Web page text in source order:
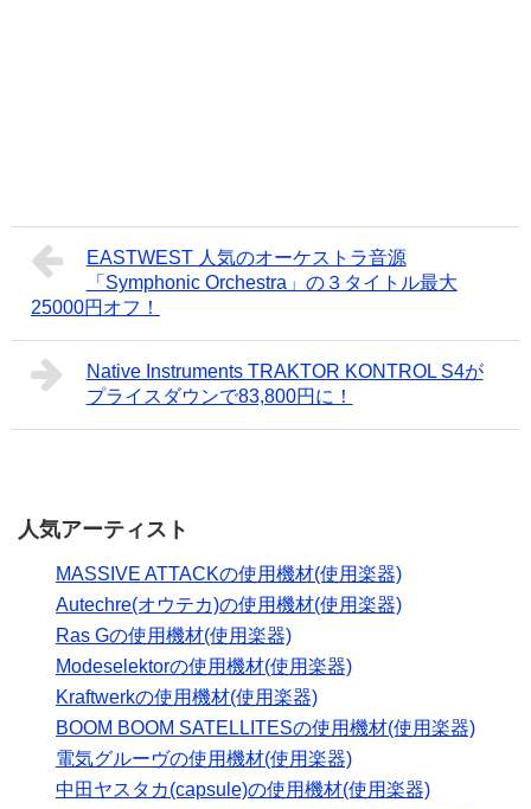
EASTWEST 人気のオーケストラ音源
「Symphonic Orchestra」の３タイトル最大
25000円オフ！
Native Instruments TRAKTOR KONTROL S4が
プライスダウンで83,800円に！
人気アーティスト
MASSIVE ATTACKの使用機材(使用楽器)
Autechre(オウテカ)の使用機材(使用楽器)
Ras Gの使用機材(使用楽器)
Modeselektorの使用機材(使用楽器)
Kraftwerkの使用機材(使用楽器)
BOOM BOOM SATELLITESの使用機材(使用楽器)
電気グルーヴの使用機材(使用楽器)
中田ヤスタカ(capsule)の使用機材(使用楽器)